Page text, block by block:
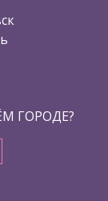
ГОРОДЕ?